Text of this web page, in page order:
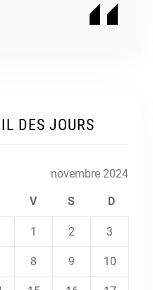
DES JOURS
novembre 2024
V S D
1 2 3
8 9 10